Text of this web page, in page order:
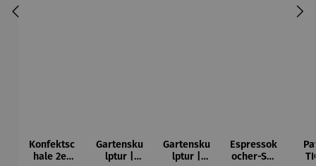
Konfektsc
hale 2er
Gartensku
lptur |
Gartensku
lptur |
Espressok
ocher-Set